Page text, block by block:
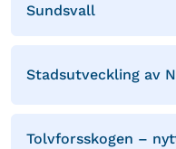
Sundsvall
Stadsutveckling av
Tolvforsskogen –